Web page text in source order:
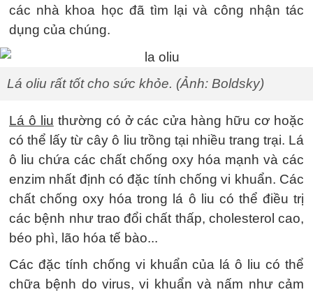
các nhà khoa học đã tìm lại và công nhận tác
dụng của chúng.
Lá oliu rất tốt cho sức khỏe. (Ảnh: Boldsky)
Lá ô liu thường có ở các cửa hàng hữu cơ hoặc
có thể lấy từ cây ô liu trồng tại nhiều trang trại. Lá
ô liu chứa các chất chống oxy hóa mạnh và các
enzim nhất định có đặc tính chống vi khuẩn. Các
chất chống oxy hóa trong lá ô liu có thể điều trị
các bệnh như trao đổi chất thấp, cholesterol cao,
béo phì, lão hóa tế bào...
Các đặc tính chống vi khuẩn của lá ô liu có thể
chữa bệnh do virus, vi khuẩn và nấm như cảm